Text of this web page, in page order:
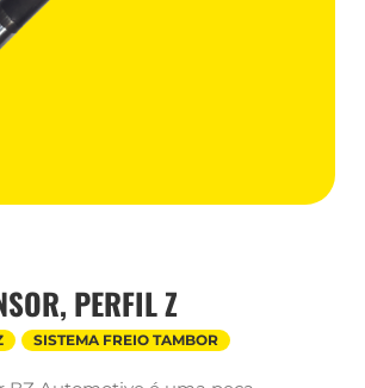
PERFIL Z
SISTEMA FREIO TAMBOR